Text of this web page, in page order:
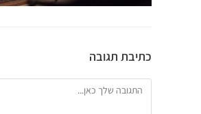
כתיבת תגובה